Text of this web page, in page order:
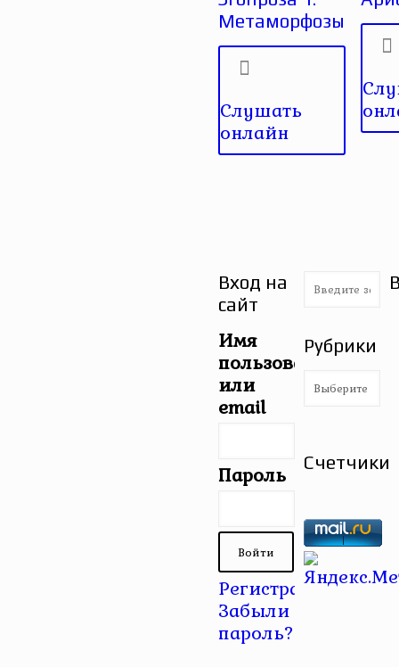
Метаморфозы
Слушать
онлайн
Вход на
сайт
Имя
пользователя
или
email
Пароль
Регистрация |
Забыли
пароль?
Рубрики
Рубрики
Счетчики